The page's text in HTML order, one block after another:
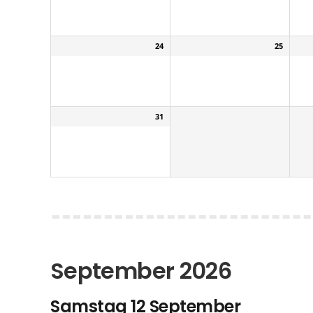
24 25
31
September 2026
Samstag 12 September